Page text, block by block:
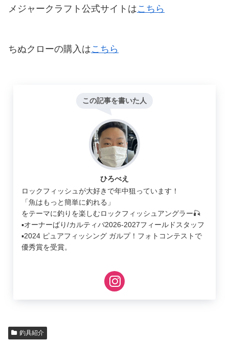
メジャークラフト公式サイトはこちら
ちぬクローの購入はこちら
この記事を書いた人
ひろべえ
ロックフィッシュが大好きで年中狙っています！
「魚はもっと簡単に釣れる」
をテーマに釣りを楽しむロックフィッシュアングラー🎣
▪︎オーナーばり/カルティバ2026-2027フィールドスタッフ
▪︎2024 ピュアフィッシング ガルプ！フォトコンテストで
優秀賞を受賞。
釣具紹介